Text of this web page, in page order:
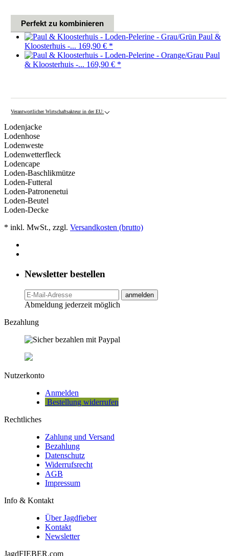
Perfekt zu kombinieren
Paul &
Kloosterhuis -... 169,90 € *
Paul
& Kloosterhuis -... 169,90 € *
Verantwortlicher Wirtschaftsakteur in der EU:
Lodenjacke
Lodenhose
Lodenweste
Lodenwetterfleck
Lodencape
Loden-Baschlikmütze
Loden-Futteral
Loden-Patronenetui
Loden-Beutel
Loden-Decke
* inkl. MwSt., zzgl. Versandkosten (brutto)
Newsletter bestellen
anmelden
Abmeldung jederzeit möglich
Bezahlung
Nutzerkonto
Anmelden
Bestellung widerrufen
Rechtliches
Zahlung und Versand
Bezahlung
Datenschutz
Widerrufsrecht
AGB
Impressum
Info & Kontakt
Über Jagdfieber
Kontakt
Newsletter
JagdFIEBER.com